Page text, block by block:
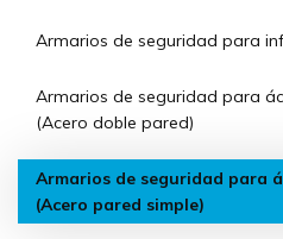
Armarios de seguridad para
Armarios de seguridad para
(Acero doble pared)
Armarios de seguridad para
(Acero pared simple)